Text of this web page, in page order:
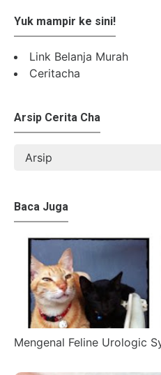
Yuk mampir ke sini!
Link Belanja Murah
Ceritacha
Arsip Cerita Cha
Baca Juga
Mengenal Feline Urologic